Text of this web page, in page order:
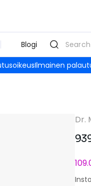
Blogi
Ilmainen
Dr.